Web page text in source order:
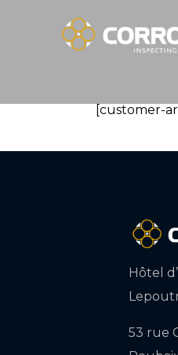
[customer-
Hôtel
53 rue